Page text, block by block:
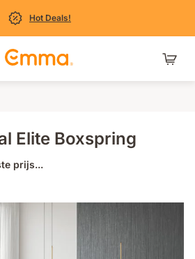
Hot Deals!
Elite Boxspring
prijs...